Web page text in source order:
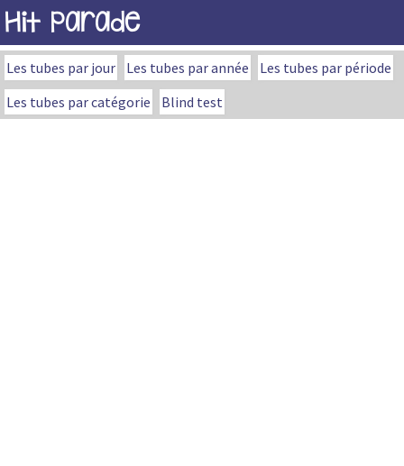
Hit Parade
Les tubes par jour Les tubes par année
Les tubes par période
Les tubes par catégorie
Blind test